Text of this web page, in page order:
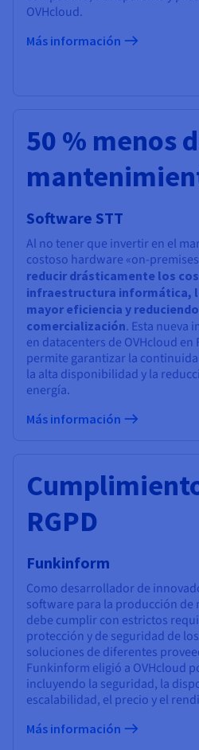
OVHcloud.
Más información
50 % menos
Software STT
Al no tener que invertir en el
costoso hardware «on-
reducir drásticamente los
infraestructura informática,
mayor eficiencia y
comercialización. Esta nueva
en datacenters de OVHcloud en
permite garantizar la
la alta disponibilidad y la
energía.
Más información
RGPD
Funkinform
Como desarrollador de
software para la producción
debe cumplir con estrictos
protección y de seguridad de
soluciones de diferentes
Funkinform eligió a OVHcloud
incluyendo la seguridad, la
escalabilidad, el precio y el
Más información